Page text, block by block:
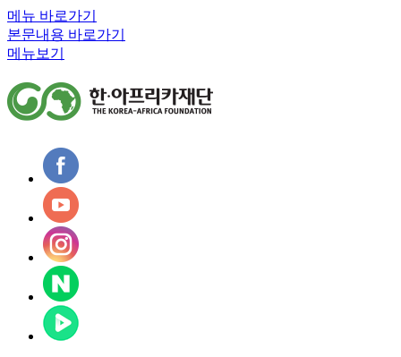
메뉴 바로가기
본문내용 바로가기
메뉴보기